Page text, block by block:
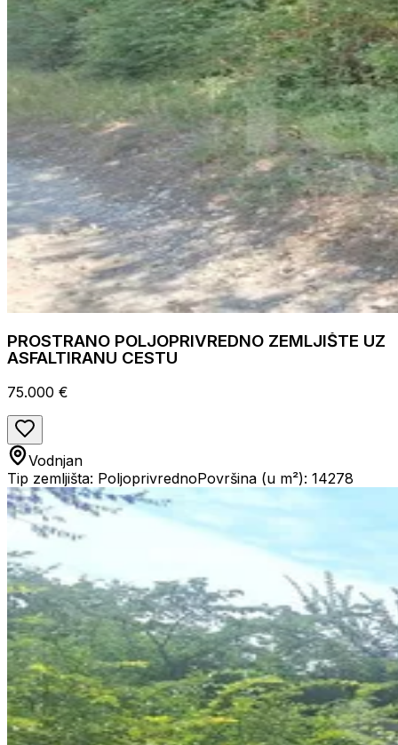
PROSTRANO POLJOPRIVREDNO ZEMLJIŠTE UZ
ASFALTIRANU CESTU
75.000 €
Vodnjan
Tip zemljišta: PoljoprivrednoPovršina (u m²): 14278